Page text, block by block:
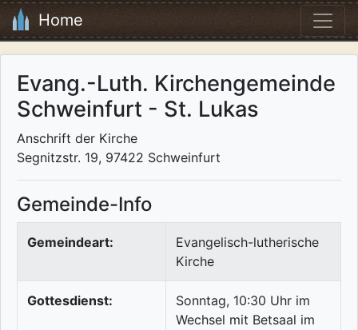
Home
Evang.-Luth. Kirchengemeinde
Schweinfurt - St. Lukas
Anschrift der Kirche
Segnitzstr. 19, 97422 Schweinfurt
Gemeinde-Info
Gemeindeart:
Evangelisch-lutherische
Kirche
Gottesdienst:
Sonntag, 10:30 Uhr im
Wechsel mit Betsaal im